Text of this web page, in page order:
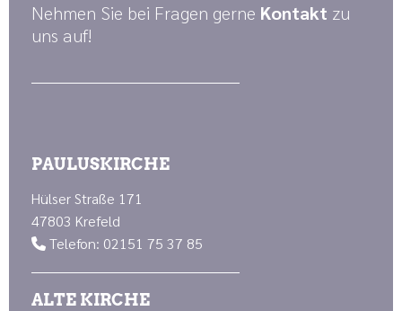
Nehmen Sie bei Fragen gerne Kontakt zu
uns auf!
PAULUSKIRCHE
Hülser Straße 171
47803 Krefeld
 Telefon: 02151 75 37 85
ALTE KIRCHE